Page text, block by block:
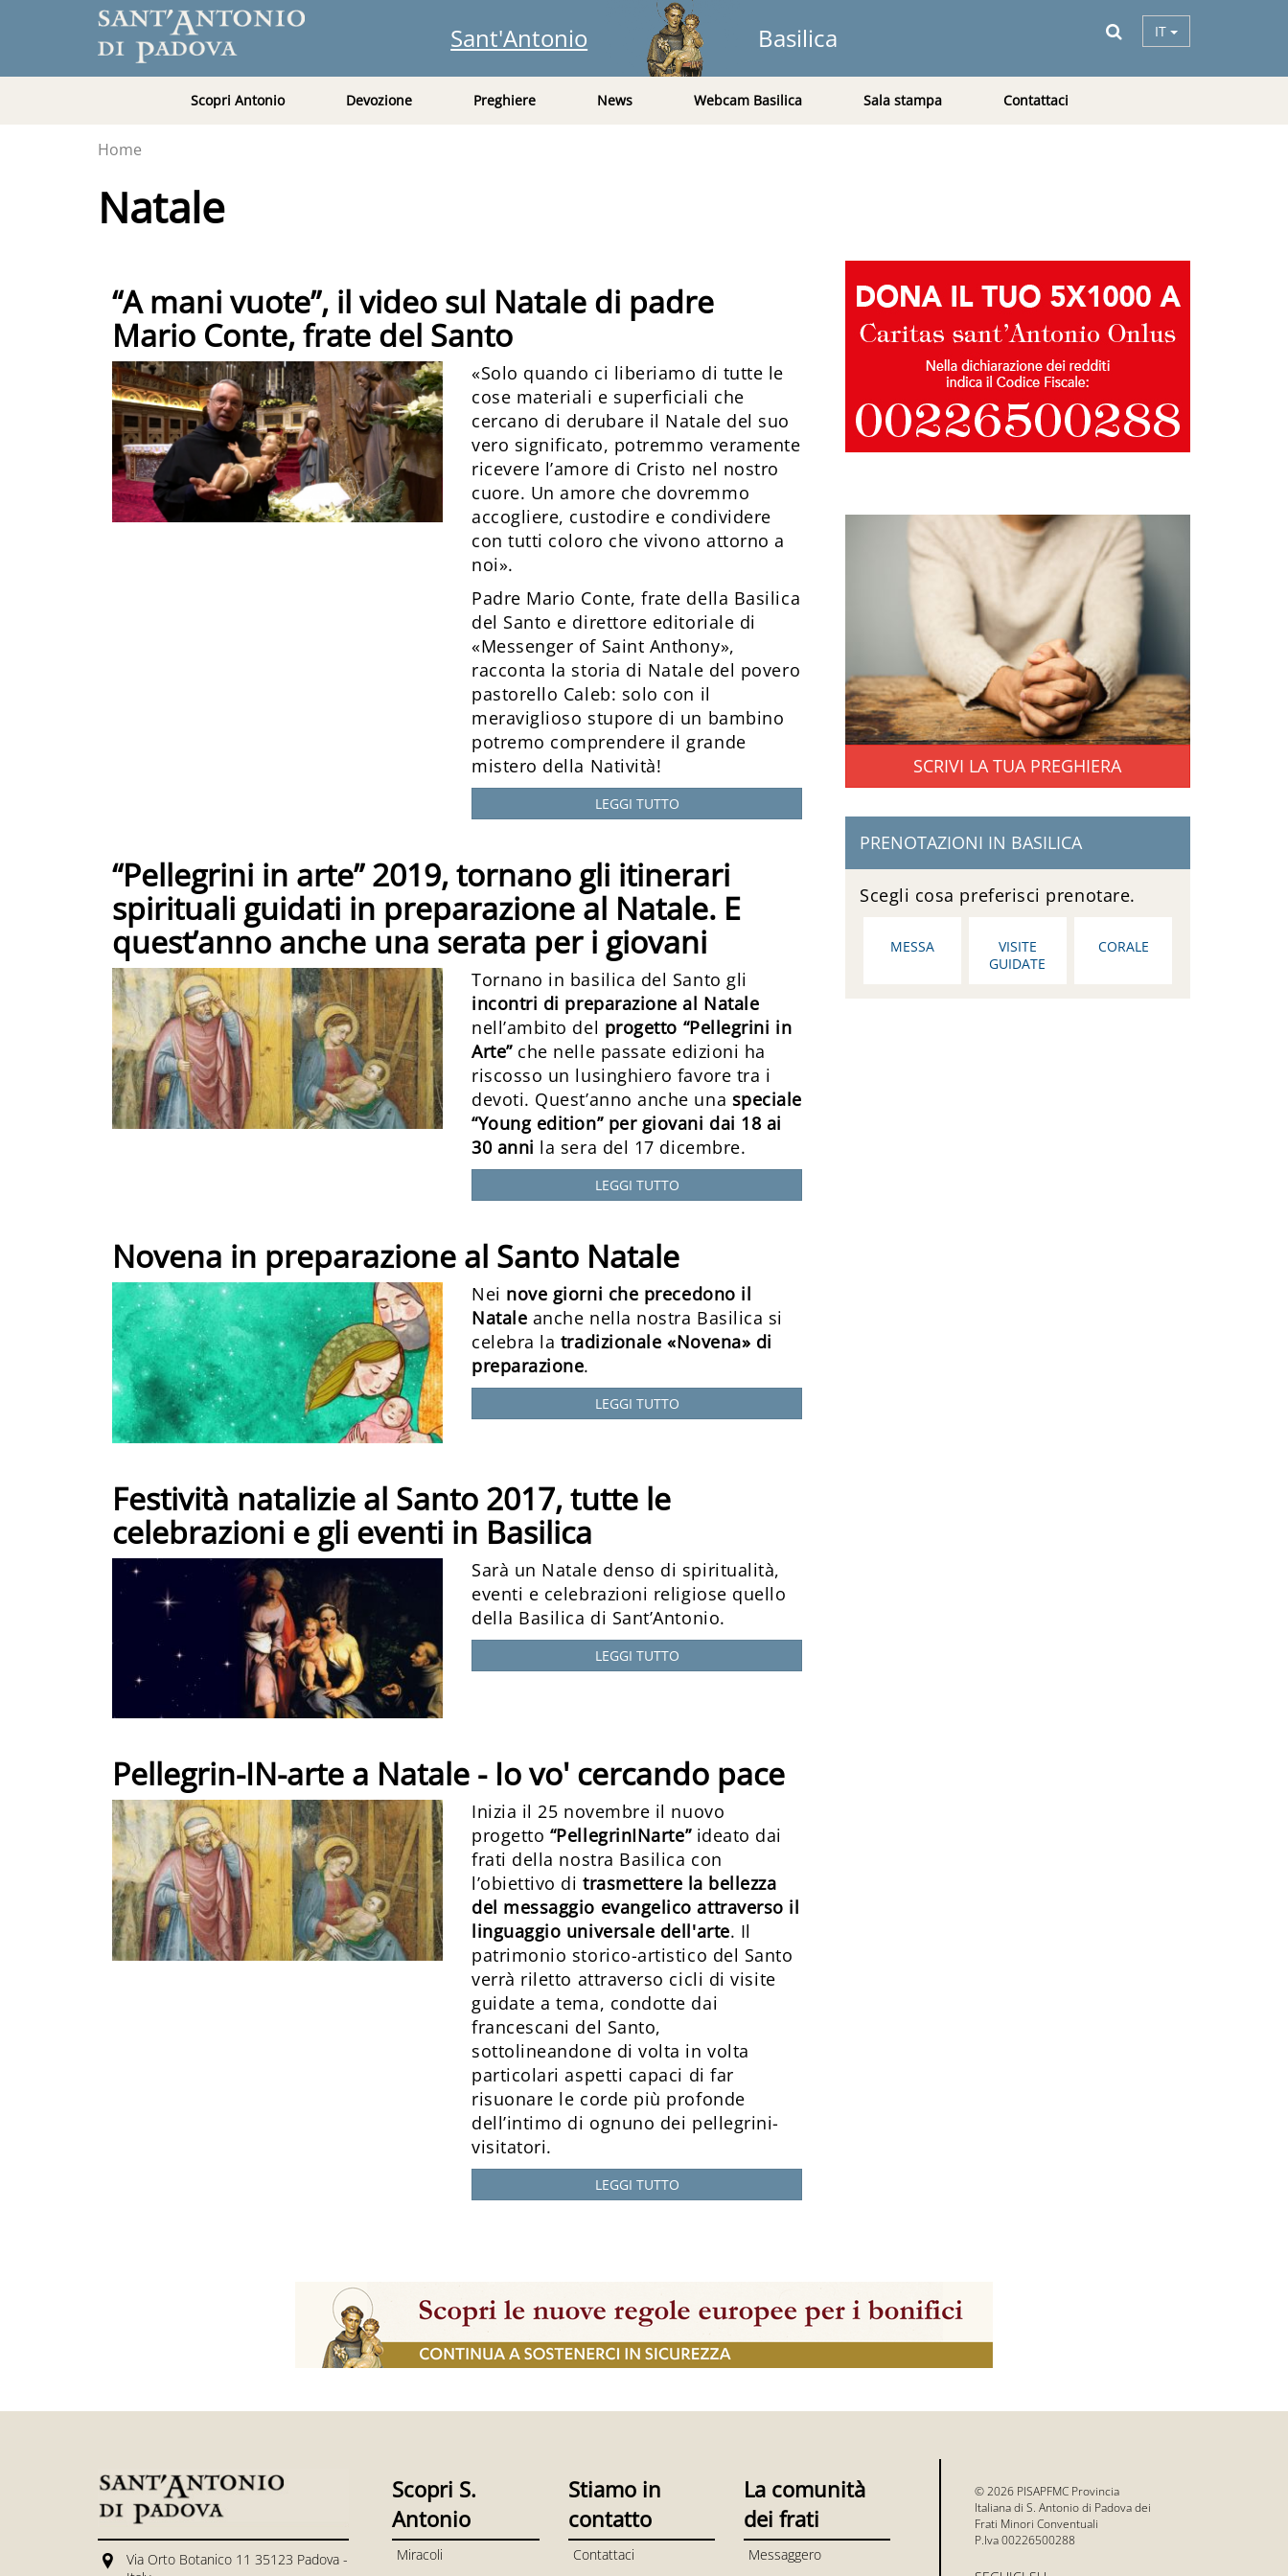
Sant'Antonio Basilica IT
Scopri Antonio Devozione Preghiere News Webcam Basilica Sala stampa Contattaci
Home
Natale
“A mani vuote”, il video sul Natale di padre
Mario Conte, frate del Santo
«Solo quando ci liberiamo di tutte le
cose materiali e superficiali che
cercano di derubare il Natale del suo
vero significato, potremmo veramente
ricevere l’amore di Cristo nel nostro
cuore. Un amore che dovremmo
accogliere, custodire e condividere
con tutti coloro che vivono attorno a
noi».
Padre Mario Conte, frate della Basilica
del Santo e direttore editoriale di
«Messenger of Saint Anthony»,
racconta la storia di Natale del povero
pastorello Caleb: solo con il
meraviglioso stupore di un bambino
potremo comprendere il grande
mistero della Natività!
LEGGI TUTTO
“Pellegrini in arte” 2019, tornano gli itinerari
spirituali guidati in preparazione al Natale. E
quest’anno anche una serata per i giovani
Tornano in basilica del Santo gli
incontri di preparazione al Natale
nell’ambito del progetto “Pellegrini in
Arte” che nelle passate edizioni ha
riscosso un lusinghiero favore tra i
devoti. Quest’anno anche una speciale
“Young edition” per giovani dai 18 ai
30 anni la sera del 17 dicembre.
LEGGI TUTTO
Novena in preparazione al Santo Natale
Nei nove giorni che precedono il
Natale anche nella nostra Basilica si
celebra la tradizionale «Novena» di
preparazione.
LEGGI TUTTO
Festività natalizie al Santo 2017, tutte le
celebrazioni e gli eventi in Basilica
Sarà un Natale denso di spiritualità,
eventi e celebrazioni religiose quello
della Basilica di Sant’Antonio.
LEGGI TUTTO
Pellegrin-IN-arte a Natale - Io vo' cercando pace
Inizia il 25 novembre il nuovo
progetto “PellegrinINarte” ideato dai
frati della nostra Basilica con
l’obiettivo ditrasmettere la bellezza
del messaggio evangelico attraverso il
linguaggio universale dell'arte. Il
patrimonio storico-artistico del Santo
verrà riletto attraverso cicli di visite
guidate a tema, condotte dai
francescani del Santo,
sottolineandone di volta in volta
particolari aspetti capaci di far
risuonare le corde più profonde
dell’intimo di ognuno dei pellegrini-
visitatori.
LEGGI TUTTO
SCRIVI LA TUA PREGHIERA
PRENOTAZIONI IN BASILICA
Scegli cosa preferisci prenotare.
MESSA
VISITE
GUIDATE
CORALE
Via Orto Botanico 11 35123 Padova -
Scopri S.
Antonio
Miracoli
Stiamo in
contatto
Contattaci
La comunità
dei frati
Messaggero
© 2026 PISAPFMC Provincia
Italiana di S. Antonio di Padova dei
Frati Minori Conventuali
P.Iva 00226500288